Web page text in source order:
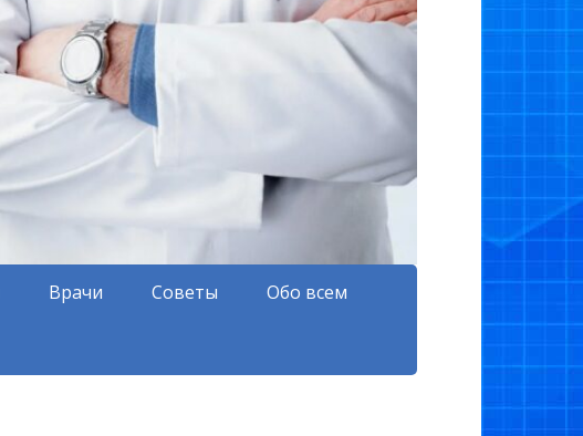
Врачи Советы Обо всем